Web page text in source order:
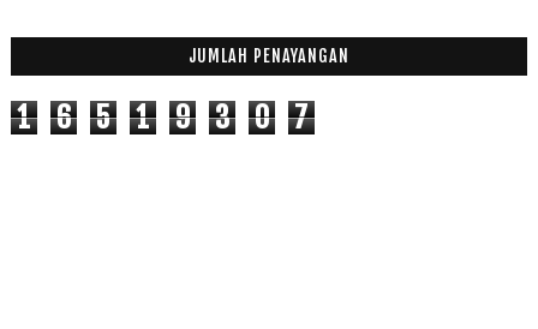
JUMLAH PENAYANGAN
1 6 5 1 9 3 0 7